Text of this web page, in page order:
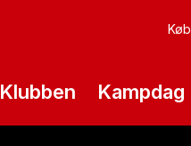
Klubben Kampdag